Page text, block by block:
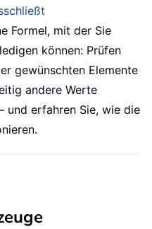
Formel, mit der Sie
können: Prüfen
gewünschten Elemente
andere Werte
und erfahren Sie, wie die